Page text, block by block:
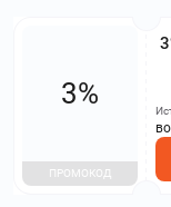
3%
ПРОМОКОД